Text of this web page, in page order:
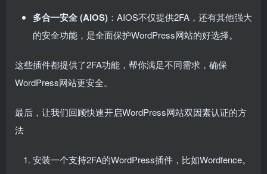
多合一安全 (AIOS) ：AIOS不仅提供2FA，还有其他强大
的安全功能，是全面保护WordPress网站的好选择。
这些插件都提供了2FA功能，帮你满足不同需求，确保
WordPress网站更安全。
最后，让我们回顾快速开启WordPress网站双因素认证的方
法
安装一个支持2FA的WordPress插件，比如Wordfence。